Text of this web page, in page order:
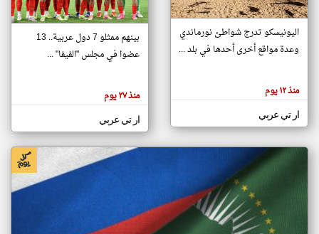
تغيير الدولة
اخبار جزر القمر على مدار الساعة
أهم اخبار جزر القمر العاجلة والمباشرة
هنا عن
وجهة
كاتبيها.
اليونيسكو تدرج شواطئ نورماندي
وعدة مواقع أخرى أحدها في بلد ...
منذ ١٢ يوم
ار تي عربي
بينهم ممثلو 7 دول عربية.. 13
عضوا في مجلس "الفيفا" ...
منذ ٢٧ يوم
ار تي عربي
klyoum.com